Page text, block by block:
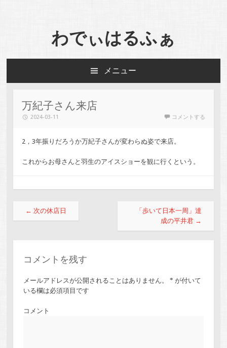
わでぃはるふぁ
メニュー
万紀子さん来店
2024-03-11 コメントする
2，3年振りだろうか万紀子さんが変わらぬ姿で来店。
これからお母さんと羽生のアイスショーを観に行くという。
投稿ナビゲーション
← 次の休店日
「歩いて日本一周」達
成の平井君 →
コメントを残す
メールアドレスが公開されることはありません。 * が付いて
いる欄は必須項目です
コメント